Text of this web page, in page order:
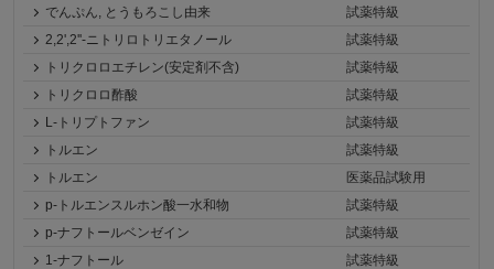
でんぷん, とうもろこし由来
試薬特級
2,2',2''-ニトリロトリエタノール
試薬特級
トリクロロエチレン(安定剤不含)
試薬特級
トリクロロ酢酸
試薬特級
L-トリプトファン
試薬特級
トルエン
試薬特級
トルエン
医薬品試験用
p-トルエンスルホン酸一水和物
試薬特級
p-ナフトールベンゼイン
試薬特級
1-ナフトール
試薬特級